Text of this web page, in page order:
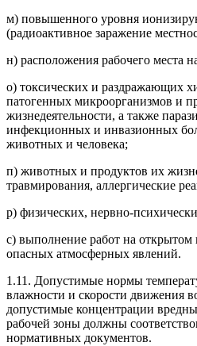
м) повышенного уровня
(радиоактивное заражение
н) расположения рабочего места
о) токсических и раздражающих
патогенных микроорганизмов и
жизнедеятельности, а также
инфекционных и инвазионных
животных и человека;
п) животных и продуктов их
травмирования, аллергические
р) физических, нервно-
с) выполнение работ на открытом
опасных атмосферных явлений.
1.11. Допустимые нормы
влажности и скорости движения
допустимые концентрации
рабочей зоны должны
нормативных документов.